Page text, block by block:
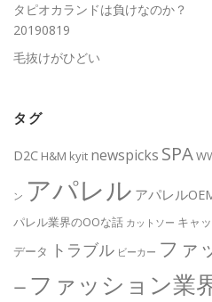
タピオカランドは負けなのか？
20190819
毛抜けがひどい
タグ
D2C H&M kyit newspicks SPA
ン アパレル アパレル
パレル業界のOOな話 カットソー キャ
データ
トラブル ビーカー ファ
ー ファッション業